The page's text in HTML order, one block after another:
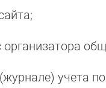
учета